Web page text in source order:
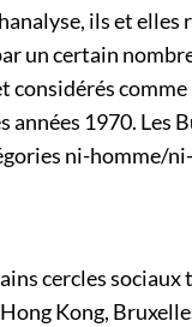
ils et
un certain
1970. Les
ni-homme/
cercles
Kong,